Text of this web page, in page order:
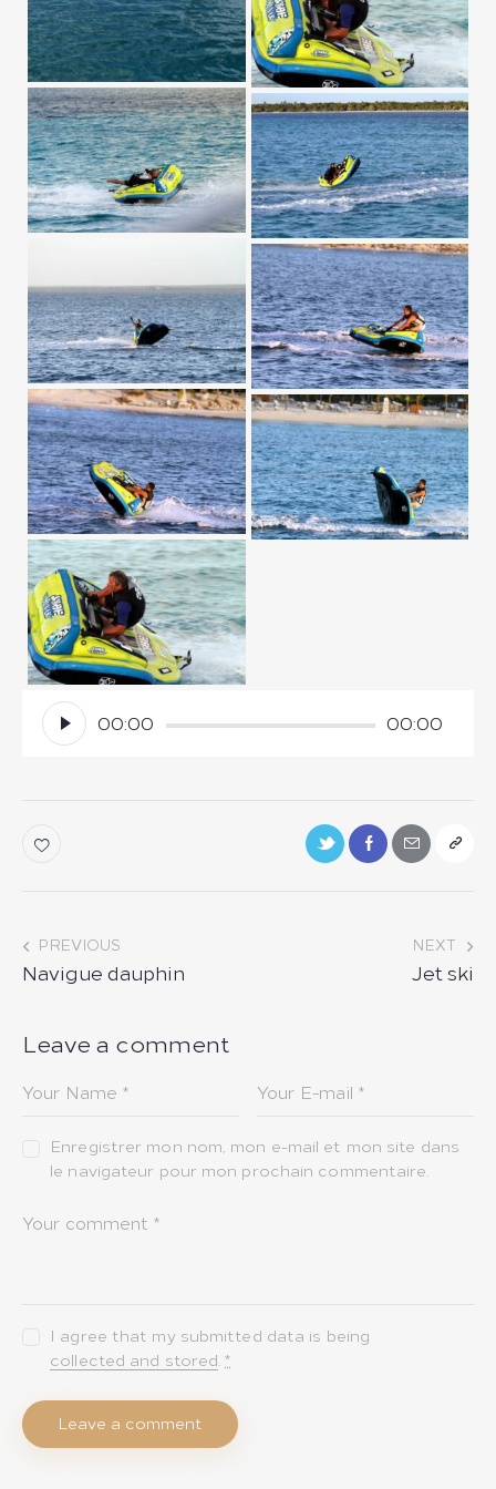
Lecteur
audio
00:00 00:00
Navigation
de
PREVIOUS
Navigue dauphin
NEXT
Jet ski
Leave a comment
Enregistrer mon nom, mon e-mail et mon site dans
le navigateur pour mon prochain commentaire.
I agree that my submitted data is being
collected and stored.*